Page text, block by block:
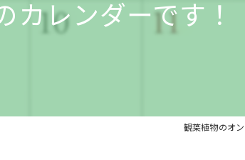
カレンダーです！
観葉植物のオ